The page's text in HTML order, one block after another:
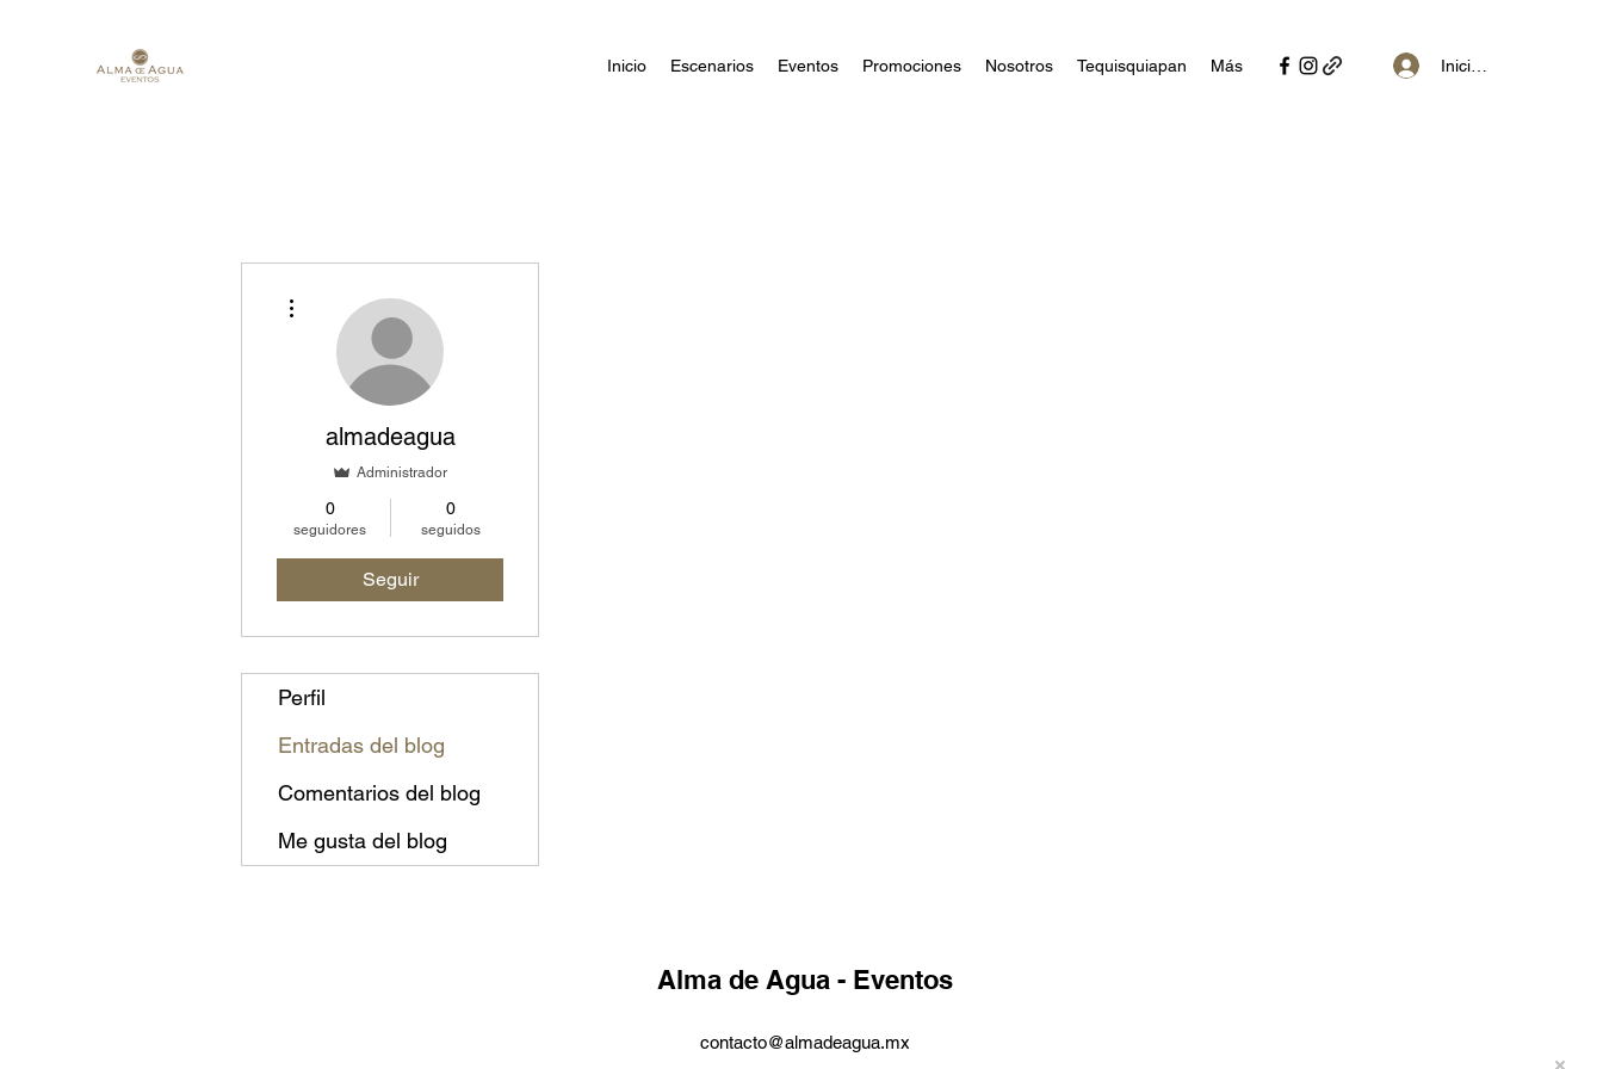
Inicio Escenarios Eventos Promociones Nosotros Tequisquiapan Más Iniciar sesión
almadeagua
Administrador
0
seguidores
0
seguidos
Seguir
Perfil
Entradas del blog
Comentarios del blog
Me gusta del blog
Alma de Agua - Eventos
contacto@almadeagua.mx